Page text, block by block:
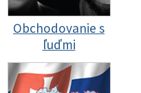
Obchodovanie s
ľuďmi